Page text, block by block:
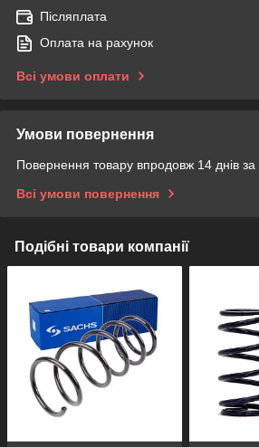
Післяплата
Оплата на рахунок
Всі умови оплати
Умови повернення
Повернення товару впродовж 14 днів
Всі умови повернення
Подібні товари компанії